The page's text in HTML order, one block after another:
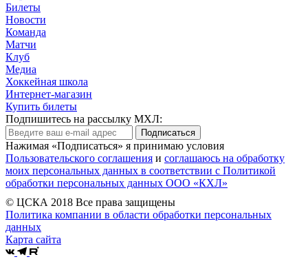
Билеты
Новости
Команда
Матчи
Клуб
Медиа
Хоккейная школа
Интернет-магазин
Купить билеты
Подпишитесь на рассылку МХЛ:
Подписаться
Нажимая «Подписаться» я принимаю условия
Пользовательского соглашения и соглашаюсь на обработку
моих персональных данных в соответствии с Политикой
обработки персональных данных ООО «КХЛ»
© ЦСКА 2018 Все права защищены
Политика компании в области обработки персональных
данных
Карта сайта